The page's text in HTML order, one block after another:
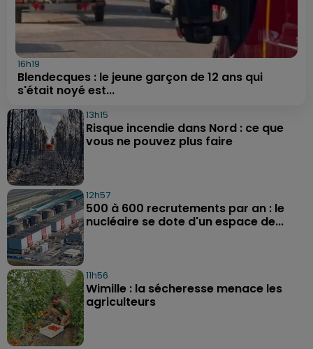
16h19
Blendecques : le jeune garçon de 12 ans qui
s'était noyé est...
13h15
Risque incendie dans Nord : ce que
vous ne pouvez plus faire
12h57
500 à 600 recrutements par an : le
nucléaire se dote d'un espace de...
11h56
Wimille : la sécheresse menace les
agriculteurs